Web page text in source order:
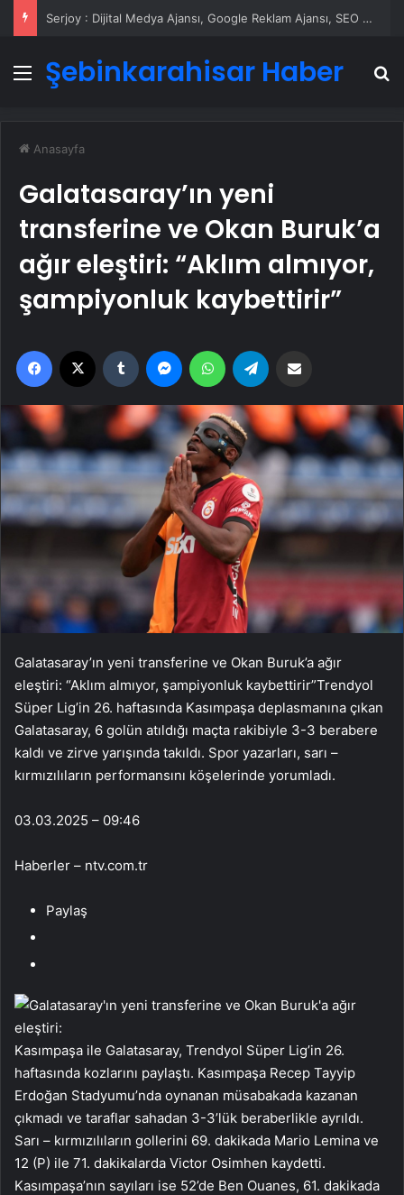
UETDS Nedir ? Uetds.com İle Akıllı Dijital Taşımacılık Yazılımı
Menü
Şebinkarahisar Haber
Anasayfa
Galatasaray’ın yeni
transferine ve Okan Buruk’a
ağır eleştiri: “Aklım almıyor,
şampiyonluk kaybettirir”
Facebook Tumblr MessengerWhatsApp
Galatasaray’ın yeni transferine ve Okan Buruk’a ağır
eleştiri: “Aklım almıyor, şampiyonluk kaybettirir”Trendyol
Süper Lig’in 26. haftasında Kasımpaşa deplasmanına çıkan
Galatasaray, 6 golün atıldığı maçta rakibiyle 3-3 berabere
kaldı ve zirve yarışında takıldı. Spor yazarları, sarı –
kırmızılıların performansını köşelerinde yorumladı.
03.03.2025 – 09:46
Haberler – ntv.com.tr
Paylaş
Kasımpaşa ile Galatasaray, Trendyol Süper Lig’in 26.
haftasında kozlarını paylaştı. Kasımpaşa Recep Tayyip
Erdoğan Stadyumu’nda oynanan müsabakada kazanan
çıkmadı ve taraflar sahadan 3-3’lük beraberlikle ayrıldı.
Sarı – kırmızılıların gollerini 69. dakikada Mario Lemina ve
12 (P) ile 71. dakikalarda Victor Osimhen kaydetti.
Kasımpaşa’nın sayıları ise 52’de Ben Ouanes, 61. dakikada